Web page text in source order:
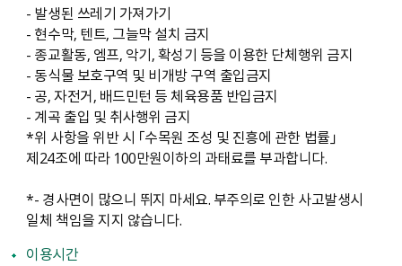
- 발생된 쓰레기 가져가기
- 현수막, 텐트, 그늘막 설치 금지
- 종교활동, 엠프, 악기, 확성기 등을 이용한 단체행위 금지
- 동식물 보호구역 및 비개방 구역 출입금지
- 공, 자전거, 배드민턴 등 체육용품 반입금지
- 계곡 출입 및 취사행위 금지
*위 사항을 위반 시 「수목원 조성 및 진흥에 관한 법률」
제24조에 따라 100만원이하의 과태료를 부과합니다.
*- 경사면이 많으니 뛰지 마세요. 부주의로 인한 사고발생시
일체 책임을 지지 않습니다.
이용시간